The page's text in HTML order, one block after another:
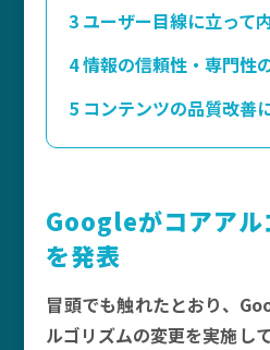
3 ユーザー目線に立って
4情報の信頼性・専門性
5 コンテンツの品質改善
Googleがコアアル
を発表
冒頭でも触れたとおり、
ルゴリズムの変更を実施し